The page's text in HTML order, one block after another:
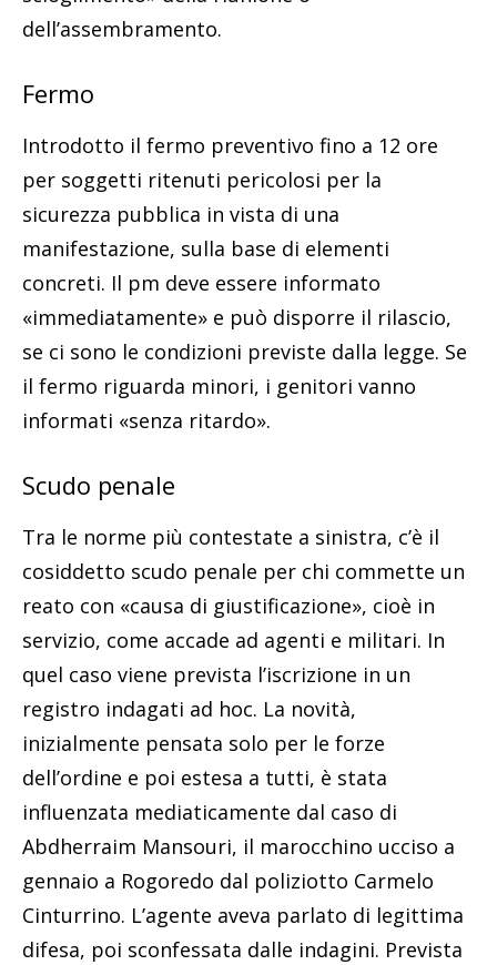
dell’assembramento.
Fermo
Introdotto il fermo preventivo fino a 12 ore
per soggetti ritenuti pericolosi per la
sicurezza pubblica in vista di una
manifestazione, sulla base di elementi
concreti. Il pm deve essere informato
«immediatamente» e può disporre il rilascio,
se ci sono le condizioni previste dalla legge. Se
il fermo riguarda minori, i genitori vanno
informati «senza ritardo».
Scudo penale
Tra le norme più contestate a sinistra, c’è il
cosiddetto scudo penale per chi commette un
reato con «causa di giustificazione», cioè in
servizio, come accade ad agenti e militari. In
quel caso viene prevista l’iscrizione in un
registro indagati ad hoc. La novità,
inizialmente pensata solo per le forze
dell’ordine e poi estesa a tutti, è stata
influenzata mediaticamente dal caso di
Abdherraim Mansouri, il marocchino ucciso a
gennaio a Rogoredo dal poliziotto Carmelo
Cinturrino. L’agente aveva parlato di legittima
difesa, poi sconfessata dalle indagini. Prevista